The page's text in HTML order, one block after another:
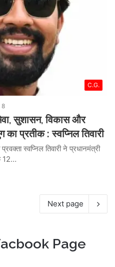
C.G.
8
सुशासन, विकास और
का प्रतीक : स्वप्निल तिवारी
स्वप्निल तिवारी ने प्रधानमंत्री
12…
Next page
Page